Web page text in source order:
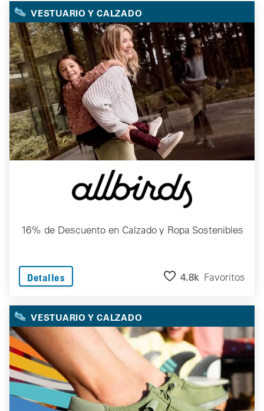
VESTUARIO Y CALZADO
16% de Descuento en Calzado y Ropa Sostenibles
Detalles 4.8k Favoritos
VESTUARIO Y CALZADO